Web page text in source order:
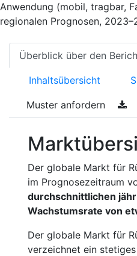
Anwendung (mobil, tragbar,
regionalen Prognosen,
Überblick über den
Inhaltsübersicht
Muster anfordern
Der globale Markt für
im Prognosezeitraum
durchschnittlichen
Wachstumsrate von
Der globale Markt für
verzeichnet ein